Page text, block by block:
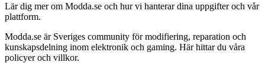
Lär dig mer om Modda.se och hur vi hanterar dina uppgifter och vår
plattform.
Modda.se är Sveriges community för modifiering, reparation och
kunskapsdelning inom elektronik och gaming. Här hittar du våra
policyer och villkor.